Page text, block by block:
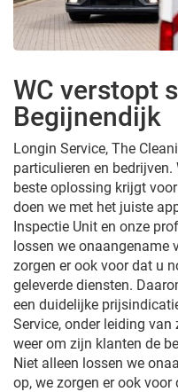
WC verstopt
Begijnendijk
Longin Service, The
particulieren en
beste oplossing krijgt
doen we met het juiste
Inspectie Unit en onze
lossen we onaangename
zorgen er ook voor dat u
geleverde diensten.
een duidelijke
Service, onder leiding
weer om zijn klanten de
Niet alleen lossen we
op, we zorgen er ook